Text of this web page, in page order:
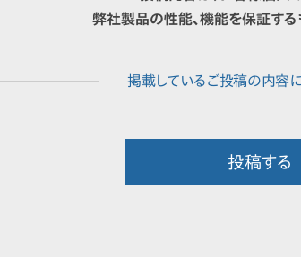
弊社製品の性能、機能を保証する
投稿する